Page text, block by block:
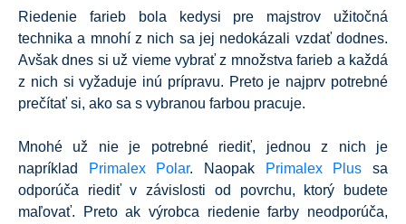
Riedenie farieb bola kedysi pre majstrov užitočná
technika a mnohí z nich sa jej nedokázali vzdať dodnes.
Avšak dnes si už vieme vybrať z množstva farieb a každá
z nich si vyžaduje inú prípravu. Preto je najprv potrebné
prečítať si, ako sa s vybranou farbou pracuje.
Mnohé už nie je potrebné riediť, jednou z nich je
napríklad
Primalex Polar. Naopak Primalex Plus sa
odporúča riediť v závislosti od povrchu, ktorý budete
maľovať. Preto ak výrobca riedenie farby neodporúča,